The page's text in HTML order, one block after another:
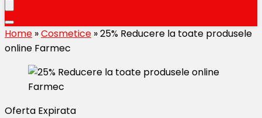
Home »Cosmetice »25% Reducere la toate produsele
online Farmec
Oferta Expirata